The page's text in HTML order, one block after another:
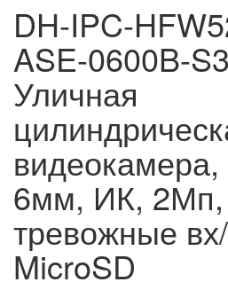
DH-IPC-
ASE-0600B-
Уличная
видеокамера,
6мм, ИК, 2Мп,
тревожные
MicroSD